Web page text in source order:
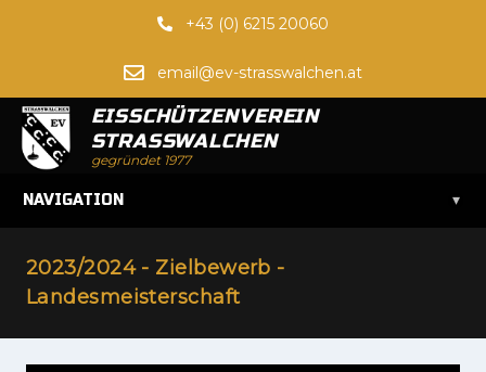
+43 (0) 6215 20060
email@ev-strasswalchen.at
EISSCHÜTZENVEREIN
STRASSWALCHEN
gegründet 1977
NAVIGATION ▾
2023/2024 - Zielbewerb -
Landesmeisterschaft